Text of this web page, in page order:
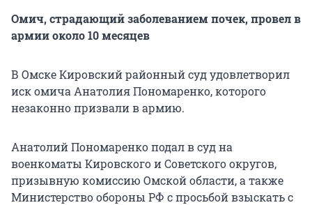
Омич, страдающий заболеванием почек, провел в
армии около 10 месяцев
В Омске Кировский районный суд удовлетворил
иск омича Анатолия Пономаренко, которого
незаконно призвали в армию.
Анатолий Пономаренко подал в суд на
военкоматы Кировского и Советского округов,
призывную комиссию Омской области, а также
Министерство обороны РФ с просьбой взыскать с